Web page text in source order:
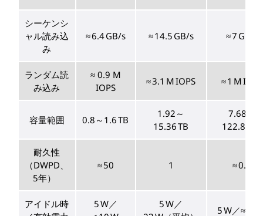
シーケンシ
ャル読み込
み
≈ 6.4 GB/s ≈ 14.5 GB/s ≈ 7 GB/s
ランダム読
み込み
≈ 0.9 M
IOPS
≈ 3.1 M IOPS ≈ 1 M IOPS
容量範囲 0.8～1.6 TB
1.92～
15.36 TB
7.68～
122.88 TB
耐久性
（DWPD、
5年）
≈ 50 1 ≈ 0.5
アイドル時
5 W／
5 W／
5 W／≈ 25